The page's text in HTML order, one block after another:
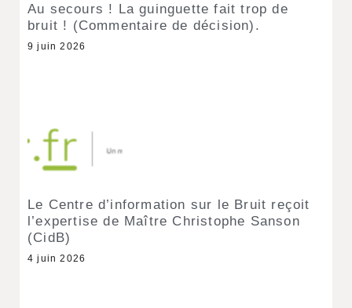
Au secours ! La guinguette fait trop de
bruit ! (Commentaire de décision).
9 juin 2026
Le Centre d’information sur le Bruit reçoit
l’expertise de Maître Christophe Sanson
(CidB)
4 juin 2026